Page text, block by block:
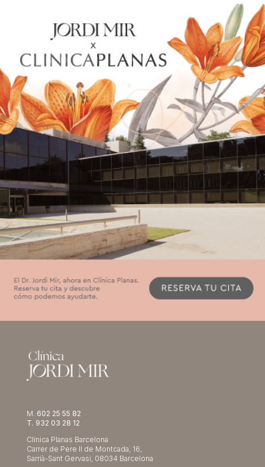
M. 602 25 55 82
T. 932 03 28 12
Clínica Planas Barcelona
Carrer de Pere II de Montcada, 16,
Sarrià-Sant Gervasi, 08034 Barcelona